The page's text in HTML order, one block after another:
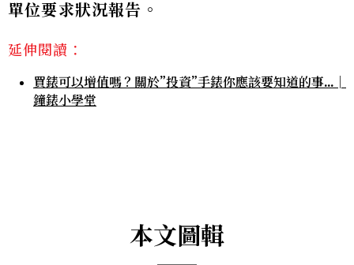
單位要求狀況報告。
延伸閱讀：
買錶可以增值嗎？關於”投資”手錶你應該要知道的事…│
鐘錶小學堂
本文圖輯